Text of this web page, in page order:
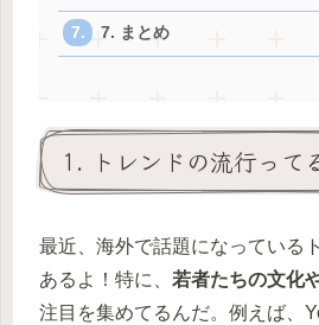
7. まとめ
1. トレンドの流行って
最近、海外で話題になっている
あるよ！特に、 若者たちの文化
注目を集めてるんだ。例えば、